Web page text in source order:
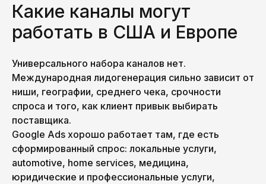
Какие каналы могут
работать в США и Европе
Универсального набора каналов нет.
Международная лидогенерация сильно зависит от
ниши, географии, среднего чека, срочности
спроса и того, как клиент привык выбирать
поставщика.
Google Ads хорошо работает там, где есть
сформированный спрос: локальные услуги,
automotive, home services, медицина,
юридические и профессиональные услуги,